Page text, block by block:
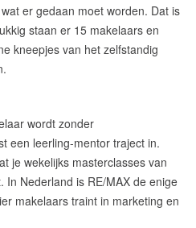
er gedaan moet worden. Dat is
staan er 15 makelaars en
kneepjes van het zelfstandig
wordt zonder
een leerling-mentor traject in.
je wekelijks masterclasses van
In Nederland is RE/MAX de enige
makelaars traint in marketing en